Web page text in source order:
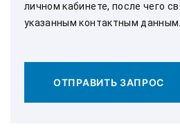
личном кабинете, после чего
указанным контактным данным.
ОТПРАВИТЬ ЗАПРОС